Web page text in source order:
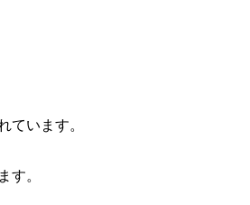
ています。
す。